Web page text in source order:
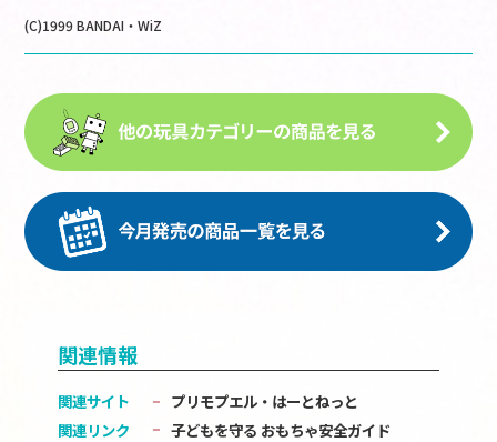
(C)1999 BANDAI・WiZ
関連情報
関連サイト
プリモプエル・はーとねっと
関連リンク
子どもを守る おもちゃ安全ガイド